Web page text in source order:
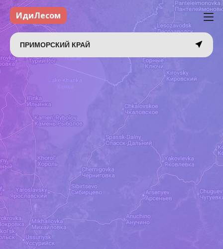
ИдиЛесом
ПРИМОРСКИЙ КРАЙ